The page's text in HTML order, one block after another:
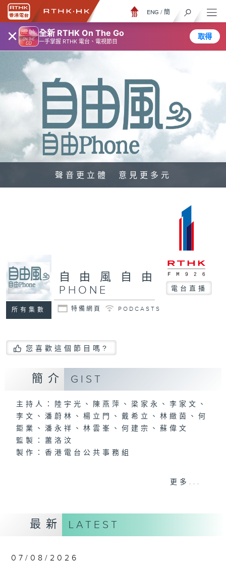
× 全新 RTHK On The Go
一手掌握 RTHK 電台、電視節目
取得
ENG / 簡
聲音更立體 意見更多元
所有集數
自由風自由
PHONE
電台直播
特備網頁 PODCASTS
您喜歡這個節目嗎?
簡介 GIST
主持人：陸宇光、陳燕萍、梁家永、李家文、
李文、潘蔚林、楊立門、戴希立、林緻茵、何
鉅業、潘永祥、林雲峯、何建宗、蘇偉文
監製：蕭洛汶
製作：香港電台公共事務組
香港電台公共事務組
讚好Like「
RTHK 香港電台公共事務組
Facebook專頁
更多...
最新 LATEST
07/08/2026